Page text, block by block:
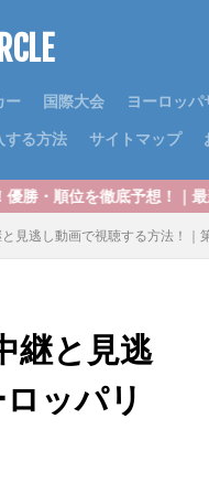
ー 国際大会
ヨーロッパ
する方法 サイトマップ
｜最新J1順位予想2024
見逃し動画で視聴する方法！
継と見逃
ッパリ